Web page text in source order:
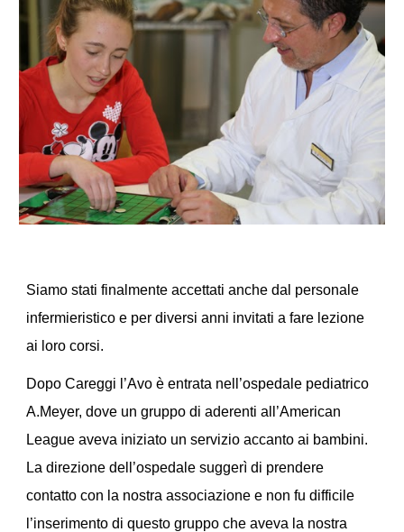
Siamo stati finalmente accettati anche dal personale
infermieristico e per diversi anni invitati a fare lezione
ai loro corsi.
Dopo Careggi l’Avo è entrata nell’ospedale pediatrico
A.Meyer, dove un gruppo di aderenti all’American
League aveva iniziato un servizio accanto ai bambini.
La direzione dell’ospedale suggerì di prendere
contatto con la nostra associazione e non fu difficile
l’inserimento di questo gruppo che aveva la nostra